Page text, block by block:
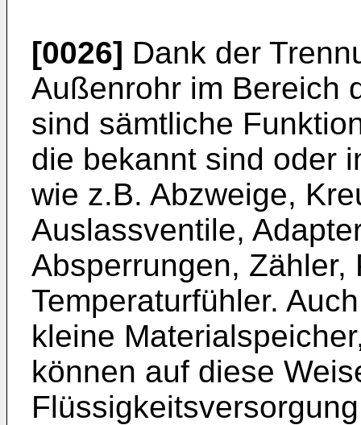
[0026] Dank der
Außenrohr im Bereich
sind sämtliche
die bekannt sind oder
wie z.B. Abzweige,
Auslassventile,
Absperrungen,
Temperaturfühler.
kleine
können auf diese